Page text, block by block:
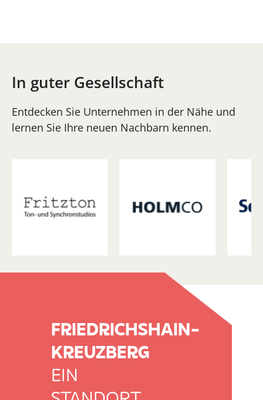
In guter Gesellschaft
Entdecken Sie Unternehmen in der Nähe und
lernen Sie Ihre neuen Nachbarn kennen.
FRIEDRICHSHAIN-
KREUZBERG
EIN